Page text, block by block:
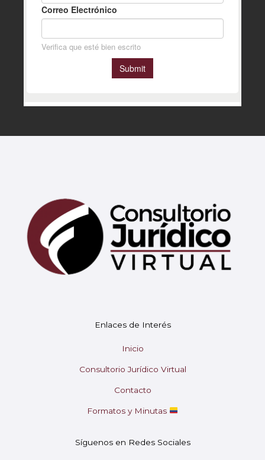
Enlaces de Interés
Inicio
Consultorio Jurídico Virtual
Contacto
Formatos y Minutas
Síguenos en Redes Sociales
Mary
Soy Mary tu asistente virtual.